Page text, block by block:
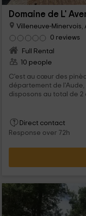
Domaine de L'
Villeneuve-Minervois,
0 reviews
Full Rental
10 people
C'est au cœur des
département de l'Aude,
disposons au total de 2
Direct contact
Response over 72h